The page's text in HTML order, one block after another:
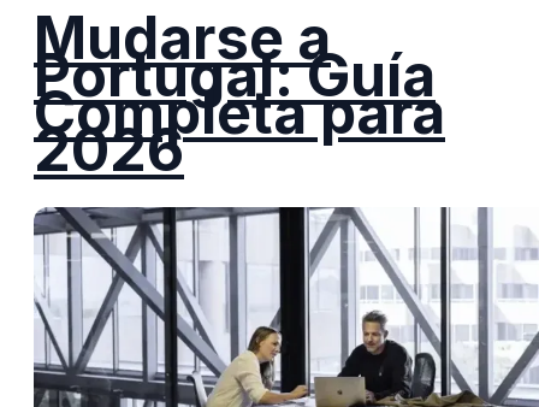
Mudarse a
Portugal: Guía
Completa para
2026